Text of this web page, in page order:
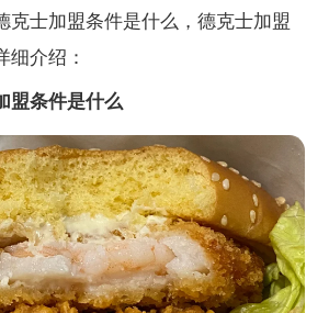
克士加盟条件是什么，德克士加盟
细介绍：
条件是什么